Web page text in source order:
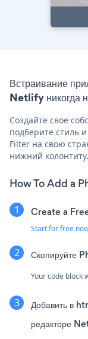
Встраивание
Netlify никогда
Создайте свое
подберите стиль
Filter на свою
нижний
How To Add a
Create a
Start for free
Скопируйте
Your code block
Добавить в
редакторе